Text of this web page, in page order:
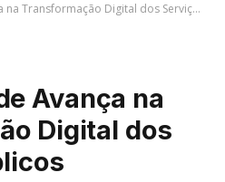
Digital dos Serviços Públicos
Avança na
Digital dos